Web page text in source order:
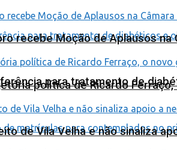
para tratamento de
recebe Moção de Aplausos na
política de Ricardo Ferraço,
de Vila Velha e não sinaliza